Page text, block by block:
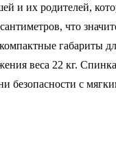
и их родителей,
что
габариты
веса 22 кг.
безопасности с